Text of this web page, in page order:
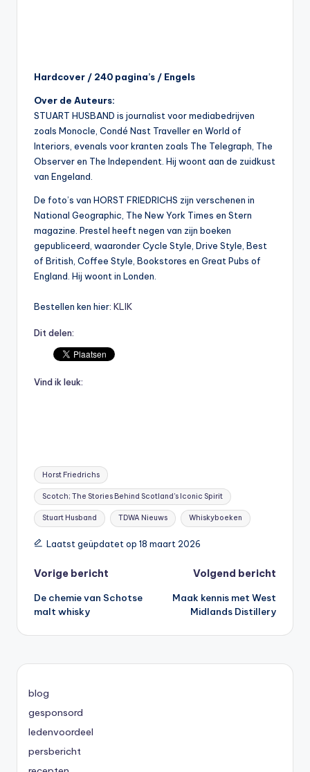
Hardcover / 240 pagina’s / Engels
Over de Auteurs:
STUART HUSBAND is journalist voor mediabedrijven
zoals Monocle, Condé Nast Traveller en World of
Interiors, evenals voor kranten zoals The Telegraph, The
Observer en The Independent. Hij woont aan de zuidkust
van Engeland.
De foto’s van HORST FRIEDRICHS zijn verschenen in
National Geographic, The New York Times en Stern
magazine. Prestel heeft negen van zijn boeken
gepubliceerd, waaronder Cycle Style, Drive Style, Best
of British, Coffee Style, Bookstores en Great Pubs of
England. Hij woont in Londen.
Bestellen ken hier: KLIK
Dit delen:
Vind ik leuk:
Tags:
Horst Friedrichs
Scotch; The Stories Behind Scotland's Iconic Spirit
Stuart Husband TDWA Nieuws Whiskyboeken
Laatst geüpdatet op 18 maart 2026
Bericht
navigatie
Vorige bericht
De chemie van Schotse
malt whisky
Volgend bericht
Maak kennis met West
Midlands Distillery
blog
gesponsord
ledenvoordeel
persbericht